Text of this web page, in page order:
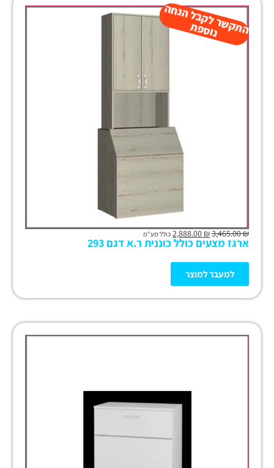
ה
ת
ק
ש
ר
ל
ק
ב
ל
הנ
ח
ה
נו
ס
פ
ת
₪
3,465.00
₪ כולל מע"מ
ארגז מצעים כולל כוננית ר.א דגם 293
למעבר למוצר